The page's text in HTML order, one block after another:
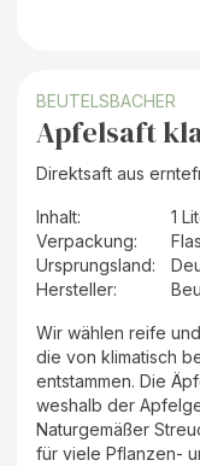
BEUTELSBACHER
Apfelsaft
Direktsaft aus
Inhalt:
1
Verpackung:
Ursprungsland:
Hersteller:
Wir wählen reife
die von klimatisch
entstammen. Die
weshalb der
Naturgemäßer
für viele Pflanzen-